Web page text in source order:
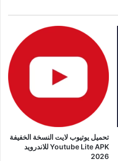
تحميل يوتيوب لايت النسخة الخفيفة
Youtube Lite APK للاندرويد
2026